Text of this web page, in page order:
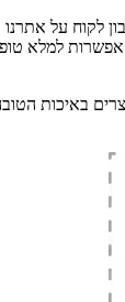
לקוח על
למלא
באיכות